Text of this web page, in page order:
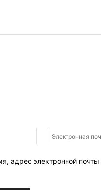
Имя:*
адрес электронной